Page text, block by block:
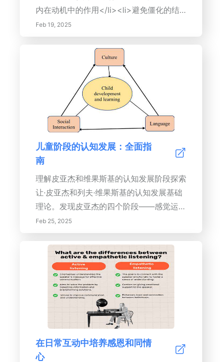
内在动机中的作用</li><li>避免僵化的结
构并拥抱探究式学习</li><li>创造灵活的
学习环境并促进合作</li><li>玩耍对认
知、情感和社会福祉的重要性</li></ul>
<p><b>关键词：</b> 终身学习，好奇
心，教育，成长型思维，探究式学习，玩
耍，学习环境，育儿，教育者，认知发展，
探索，实验，现实世界应用，有意义的学习
体验。</p><p>[可选：在此处包含行动号
召，例如：“了解更多关于培养对学习的热
爱！访问我们的资源页面，获取技巧、文章
和工具。”链接到您网站上的相关资源页
面。]</p>
Feb 19, 2025
儿童阶段的认知发展：全面指
南
理解皮亚杰和维果斯基的认知发展阶段探索
让·皮亚杰和列夫·维果斯基的认知发展基础
理论。发现皮亚杰的四个阶段——感觉运
动、前运算、具体运算和形式运算——这些
阶段展示了儿童日益增长的世界理解能力。
了解维果斯基的社会文化理论如何强调社会
互动和文化工具在促进认知成长中的重要
性。本全面指南还考察了影响认知发展的因
素，如遗传、环境、社会互动和营养。获取
有效的育儿和教育策略的见解，这些策略能
够培养儿童在各发展阶段的认知技能。增强
您对如何创造支持性学习环境的理解，以促
进儿童批判性思维和解决问题能力。阅读更
多以获取深入见解和实用策略！
Feb 25, 2025
在日常互动中培养感恩和同情
心